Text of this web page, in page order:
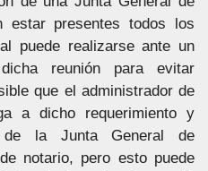
estar presentes todos los
puede realizarse ante un
reunión para evitar
que el administrador de
a dicho requerimiento y
de la Junta General de
notario, pero esto puede